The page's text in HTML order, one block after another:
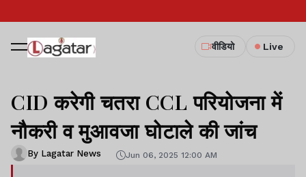
वीडियो Live
CID करेगी चतरा CCL परियोजना में
नौकरी व मुआवजा घोटाले की जांच
By Lagatar News Jun 06, 2025 12:00 AM